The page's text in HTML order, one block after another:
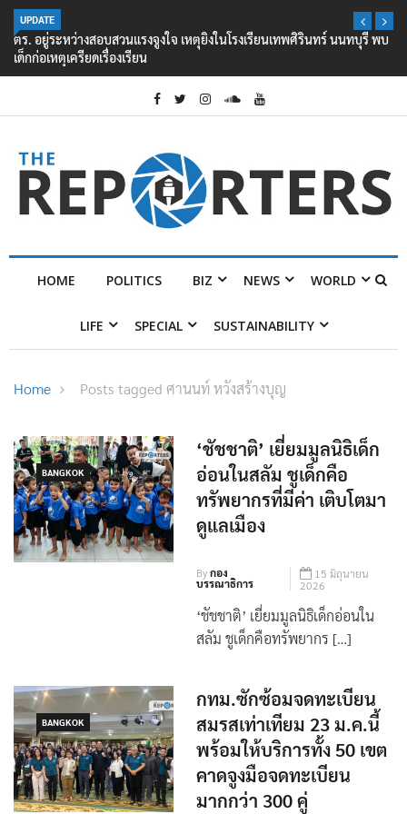
UPDATE
ตร. อยู่ระหว่างสอบสวนแรงจูงใจ เหตุยิงในโรงเรียนเทพศิรินทร์ นนทบุรี พบ
เด็กก่อเหตุเครียดเรื่องเรียน
HOME POLITICS BIZ NEWS WORLD
LIFE SPECIAL SUSTAINABILITY
Home Posts tagged ศานนท์ หวังสร้างบุญ
BANGKOK
‘ชัชชาติ’ เยี่ยมมูลนิธิเด็ก
อ่อนในสลัม ชูเด็กคือ
ทรัพยากรที่มีค่า เติบโตมา
ดูแลเมือง
Byกอง
บรรณาธิการ
15 มิถุนายน
2026
‘ชัชชาติ’ เยี่ยมมูลนิธิเด็กอ่อนใน
สลัม ชูเด็กคือทรัพยากร […]
BANGKOK
กทม.ซักซ้อมจดทะเบียน
สมรสเท่าเทียม 23 ม.ค.นี้
พร้อมให้บริการทั้ง 50 เขต
คาดจูงมือจดทะเบียน
มากกว่า 300 คู่